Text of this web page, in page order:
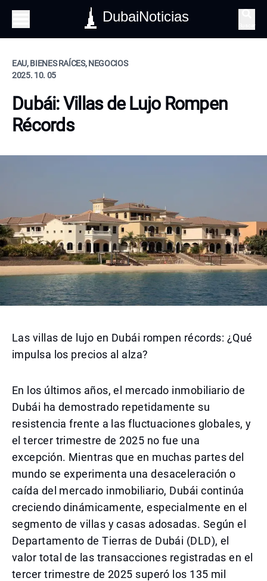
DubaiNoticias
EAU, BIENES RAÍCES, NEGOCIOS
2025. 10. 05
Dubái: Villas de Lujo Rompen
Récords
Las villas de lujo en Dubái rompen récords: ¿Qué
impulsa los precios al alza?
En los últimos años, el mercado inmobiliario de
Dubái ha demostrado repetidamente su
resistencia frente a las fluctuaciones globales, y
el tercer trimestre de 2025 no fue una
excepción. Mientras que en muchas partes del
mundo se experimenta una desaceleración o
caída del mercado inmobiliario, Dubái continúa
creciendo dinámicamente, especialmente en el
segmento de villas y casas adosadas. Según el
Departamento de Tierras de Dubái (DLD), el
valor total de las transacciones registradas en el
tercer trimestre de 2025 superó los 135 mil